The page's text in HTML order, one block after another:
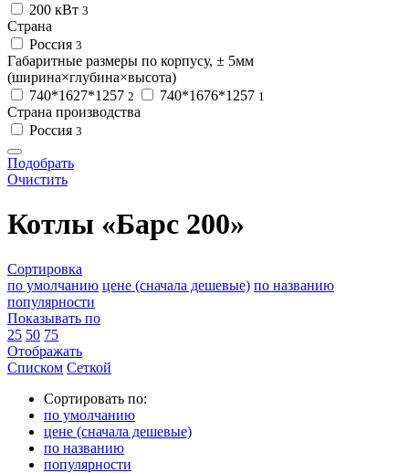
200 кВт 3
Страна
Россия 3
Габаритные размеры по корпусу, ± 5мм
(ширина×глубина×высота)
740*1627*1257 2 740*1676*1257 1
Страна производства
Россия 3
Подобрать
Очистить
Котлы «Барс 200»
Сортировка
по умолчанию цене (сначала дешевые) по названию
популярности
Показывать по
25 50 75
Отображать
Списком Сеткой
Сортировать по:
по умолчанию
цене (сначала дешевые)
по названию
популярности